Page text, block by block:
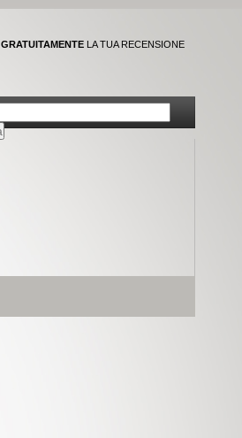
GRATUITAMENTELA TUA RECENSIONE